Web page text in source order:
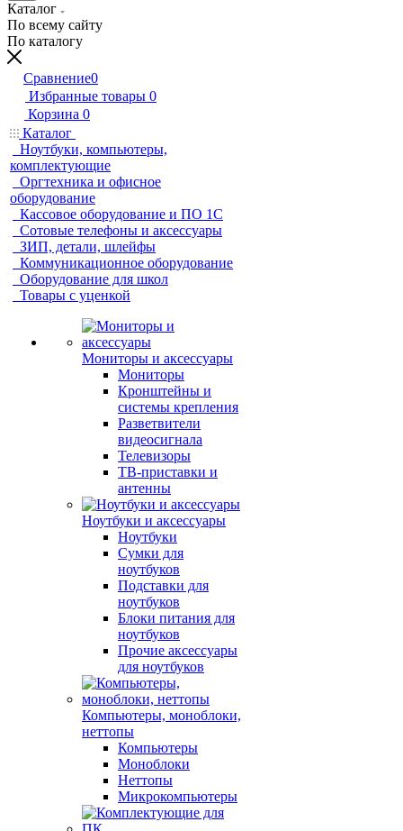
Каталог
По всему сайту
По каталогу
Сравнение0
Избранные товары 0
Корзина 0
Каталог
Ноутбуки, компьютеры,
комплектующие
Оргтехника и офисное
оборудование
Кассовое оборудование и ПО 1С
Сотовые телефоны и аксессуары
ЗИП, детали, шлейфы
Коммуникационное оборудование
Оборудование для школ
Товары с уценкой
Мониторы и аксессуары
Мониторы
Кронштейны и
системы крепления
Разветвители
видеосигнала
Телевизоры
ТВ-приставки и
антенны
Ноутбуки и аксессуары
Ноутбуки
Сумки для
ноутбуков
Подставки для
ноутбуков
Блоки питания для
ноутбуков
Прочие аксессуары
для ноутбуков
Компьютеры, моноблоки,
неттопы
Компьютеры
Моноблоки
Неттопы
Микрокомпьютеры